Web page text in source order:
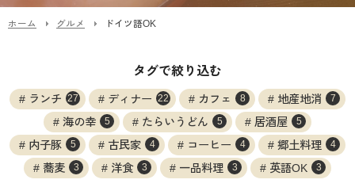
ホーム グルメ ドイツ語OK
タグで絞り込む
ランチ 27 ディナー 22 カフェ 8 地産地消 7
海の幸 5 たらいうどん 5 居酒屋 5
内子豚 5 古民家 4 コーヒー 4 郷土料理 4
蕎麦 3 洋食 3 一品料理 3 英語OK 3